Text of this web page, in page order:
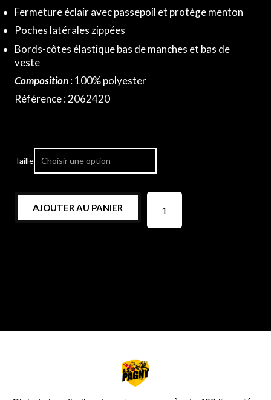
Fermeture éclair avec passepoil et protège menton
Poches latérales zippées
Bords-côtes élastique bas de manches et bas de
veste
Composition: 100% polyester
Référence : 2062420
Taille
AJOUTER AU PANIER